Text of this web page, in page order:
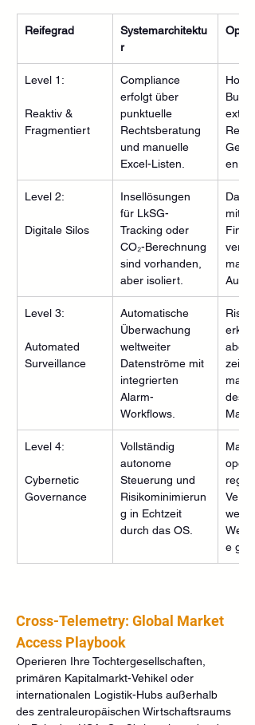
Reifegrad
Systemarchitektu
r
Level 1:
Reaktiv &
Fragmentiert
Compliance
erfolgt über
punktuelle
Rechtsberatung
und manuelle
Excel-Listen.
en.
Level 2:
Digitale Silos
Insellösungen
für LkSG-
Tracking oder
CO₂-Berechnung
sind vorhanden,
aber isoliert.
mit
Level 3:
Automated
Surveillance
Automatische
Überwachung
weltweiter
Datenströme mit
integrierten
Alarm-
Workflows.
aber
des
Level 4:
Cybernetic
Governance
Vollständig
autonome
Steuerung und
Risikominimierun
g in Echtzeit
durch das OS.
e
Cross-Telemetry: Global Market
Access Playbook
Operieren Ihre Tochtergesellschaften,
primären Kapitalmarkt-Vehikel oder
internationalen Logistik-Hubs außerhalb
des zentraleuropäischen Wirtschaftsraums